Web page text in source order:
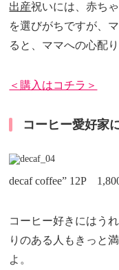
出産祝いには、赤ち
を選びがちですが、
ると、ママへの心配
＜購入はコチラ＞
コーヒー愛好家
decaf coffee” 12P
コーヒー好きにはう
りのある人もきっと
よ。